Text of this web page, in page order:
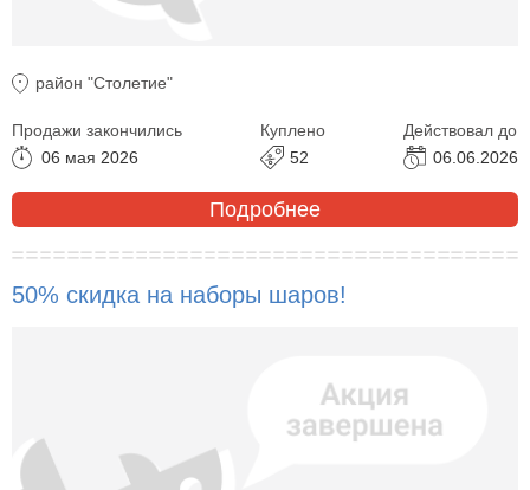
район "Столетие"
Продажи закончились
06 мая 2026
Куплено
52
Действовал до
06.06.2026
Подробнее
50% скидка на наборы шаров!